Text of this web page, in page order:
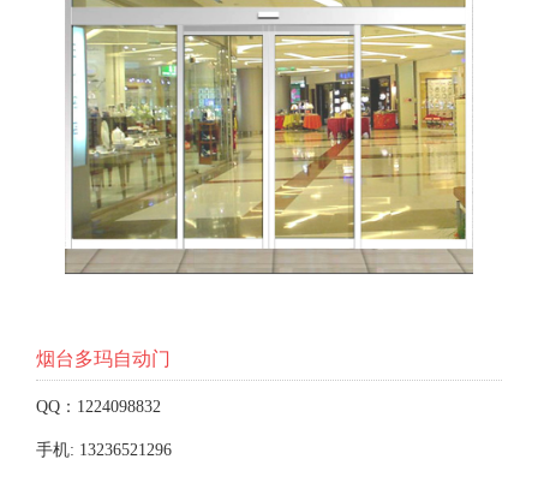
烟台多玛自动门
QQ：1224098832
手机: 13236521296